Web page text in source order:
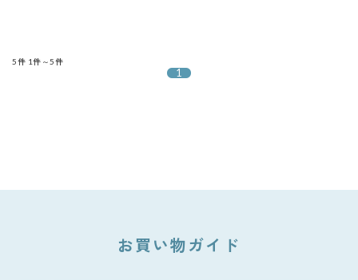
5件 1件～5件
1
お買い物ガイド